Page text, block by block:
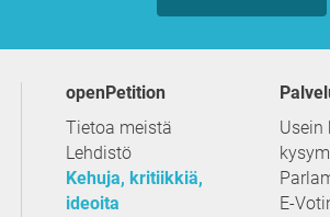
openPetition
Tietoa meistä
Lehdistö
Kehuja, kritiikkiä,
ideoita
Usein
E-